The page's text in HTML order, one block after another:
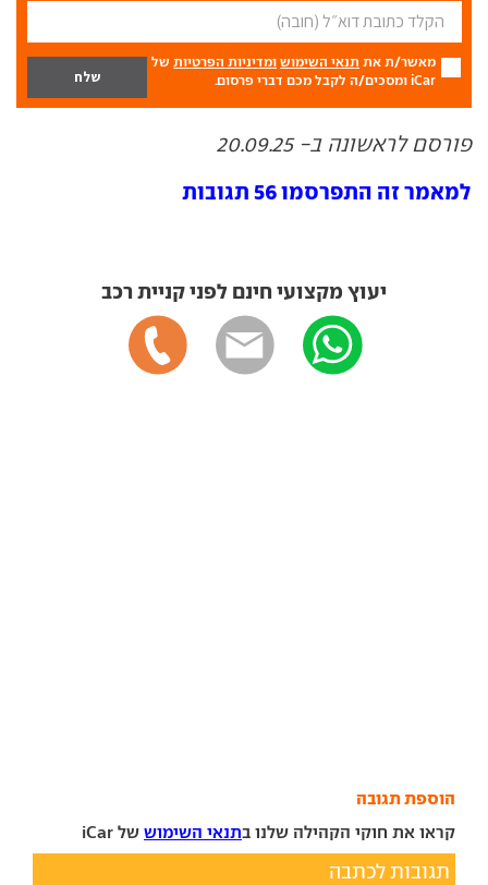
מאשר/ת את תנאי השימוש ומדיניות הפרטיות של
iCar ומסכים/ה לקבל מכם דברי פרסום.
פורסם לראשונה ב- 20.09.25
למאמר זה התפרסמו 56 תגובות
יעוץ מקצועי חינם לפני קניית רכב
הוספת תגובה
קראו את חוקי הקהילה שלנו בתנאי השימוש של iCar
תגובות לכתבה